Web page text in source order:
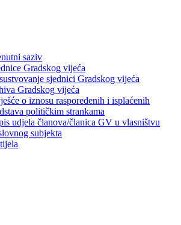
saziv
Gradskog vijeća
sjednici Gradskog vijeća
Gradskog vijeća
o iznosu raspoređenih i isplaćenih
političkim strankama
udjela članova/članica GV u vlasništvu
subjekta